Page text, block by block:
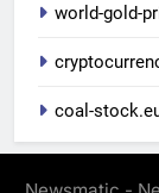
world-gold-
coal-